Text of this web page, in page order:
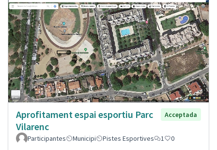
Aprofitament espai esportiu Parc
Vilarenc
Acceptada
Participantes Municipi Pistes Esportives 1 0